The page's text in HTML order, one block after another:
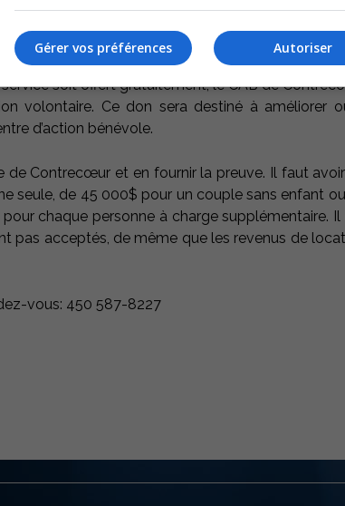
l’ouverture prochaine de ses cliniques
la localité. Les cliniques débuteront dès le 4
auront lieu tous les lundis, mardis et jeudis
service soit offert gratuitement, le CAB de
volontaire. Ce don sera destiné à améliorer
d’action bénévole.
de Contrecœur et en fournir la preuve. Il faut
seule, de 45 000$ pour un couple sans enfant
chaque personne à charge supplémentaire. Il
pas acceptés, de même que les revenus de
vous: 450 587-8227
Autoriser
Gérer vos préférences